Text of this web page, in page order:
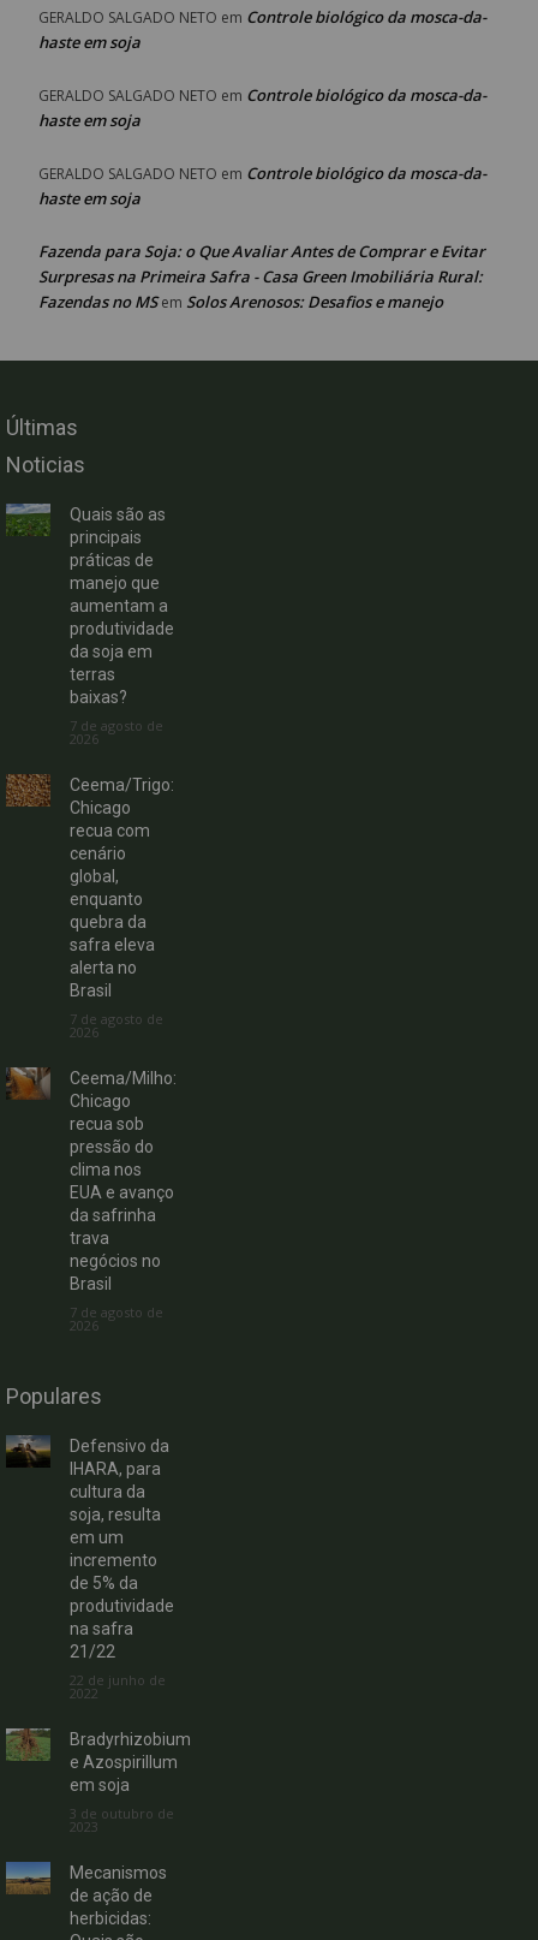
GERALDO SALGADO NETO em Controle biológico da mosca-da-
haste em soja
GERALDO SALGADO NETO em Controle biológico da mosca-da-
haste em soja
GERALDO SALGADO NETO em Controle biológico da mosca-da-
haste em soja
Fazenda para Soja: o Que Avaliar Antes de Comprar e Evitar
Surpresas na Primeira Safra - Casa Green Imobiliária Rural:
Fazendas no MSem Solos Arenosos: Desafios e manejo
Últimas
Noticias
Quais são as
principais
práticas de
manejo que
aumentam a
produtividade
da soja em
terras
baixas?
7 de agosto de
2026
Ceema/Trigo:
Chicago
recua com
cenário
global,
enquanto
quebra da
safra eleva
alerta no
Brasil
7 de agosto de
2026
Ceema/Milho:
Chicago
recua sob
pressão do
clima nos
EUA e avanço
da safrinha
trava
negócios no
Brasil
7 de agosto de
2026
Populares
Defensivo da
IHARA, para
cultura da
soja, resulta
em um
incremento
de 5% da
produtividade
na safra
21/22
22 de junho de
2022
Bradyrhizobium
e Azospirillum
em soja
3 de outubro de
2023
Mecanismos
de ação de
herbicidas: